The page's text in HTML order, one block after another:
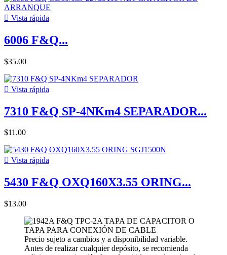
 Vista rápida
6006 F&Q...
$35.00
 Vista rápida
7310 F&Q SP-4NKm4 SEPARADOR...
$11.00
 Vista rápida
5430 F&Q OXQ160X3.55 ORING...
$13.00
Precio sujeto a cambios y a disponibilidad variable.
Antes de realizar cualquier depósito, se recomienda